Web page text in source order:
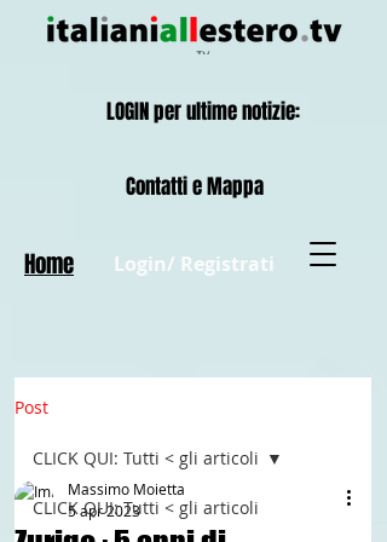
Login/ Registrati
Contatti e Mappa
Home
LOGIN per ultime notizie:
Post
CLICK QUI: Tutti < gli articoli
CLICK QUI: Tutti < gli articoli
Massimo Moietta
5 apr 2023